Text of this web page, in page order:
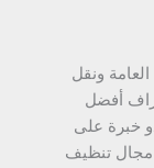
ونقل
أفضل
خبرة على
مجال تنظيف